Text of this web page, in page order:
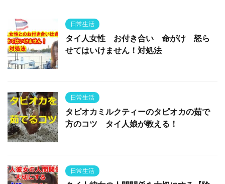
日常生活
タイ人女性 お付き合い 命がけ 怒ら
せてはいけません！対処法
日常生活
タピオカミルクティーのタピオカの茹で
方のコツ タイ人娘が教える！
日常生活